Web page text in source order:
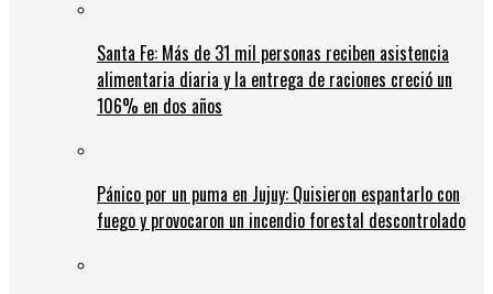
Santa Fe: Más de 31 mil personas reciben asistencia
alimentaria diaria y la entrega de raciones creció un
106% en dos años
Pánico por un puma en Jujuy: Quisieron espantarlo con
fuego y provocaron un incendio forestal descontrolado